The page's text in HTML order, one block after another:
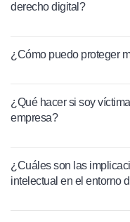
derecho digital?
¿Cómo puedo proteger
¿Qué hacer si soy
empresa?
¿Cuáles son las
intelectual en el entorno